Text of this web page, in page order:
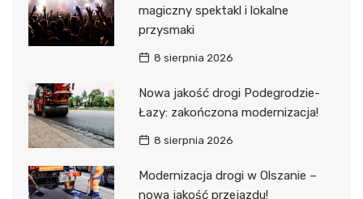
magiczny spektakl i lokalne
przysmaki
8 sierpnia 2026
Nowa jakość drogi Podegrodzie-
Łazy: zakończona modernizacja!
8 sierpnia 2026
Modernizacja drogi w Olszanie –
nowa jakość przejazdu!